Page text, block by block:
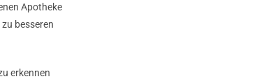
Apotheke
besseren
erkennen